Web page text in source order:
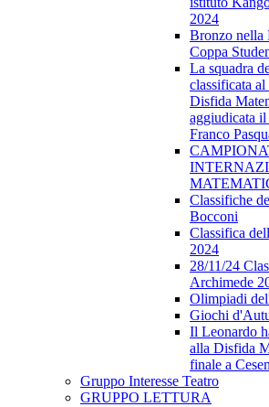
2024
Bronzo nella
Coppa
La squadra
classificata
Disfida
aggiudicata
Franco
Classifiche
Bocconi
Classifica
2024
28/11/24
Archimede
Olimpiadi
Giochi
Il Leonardo
alla Disfida
finale a
Gruppo Interesse Teatro
GRUPPO LETTURA